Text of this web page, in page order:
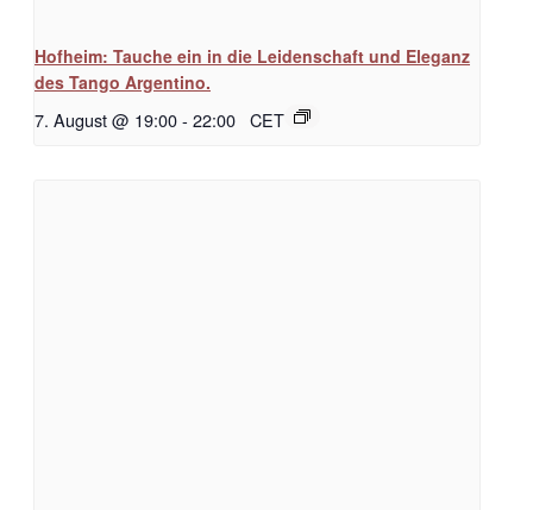
Hofheim: Tauche ein in die Leidenschaft und Eleganz
des Tango Argentino.
7. August @ 19:00- 22:00 CET